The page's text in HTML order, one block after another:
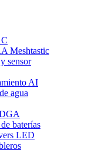
Meshtastic
sensor
AI
agua
baterías
LED